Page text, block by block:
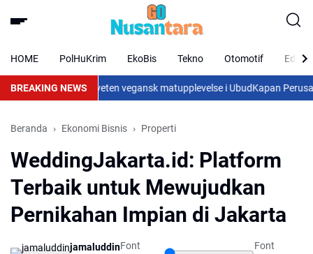
HOME PolHuKrim EkoBis Tekno Otomotif
BREAKING NEWS
mat och en medveten vegansk matupplevelse i UbudKapan
Beranda Ekonomi Bisnis Properti
WeddingJakarta.id: Platform
Terbaik untuk Mewujudkan
Pernikahan Impian di Jakarta
jamaluddinFont
Font